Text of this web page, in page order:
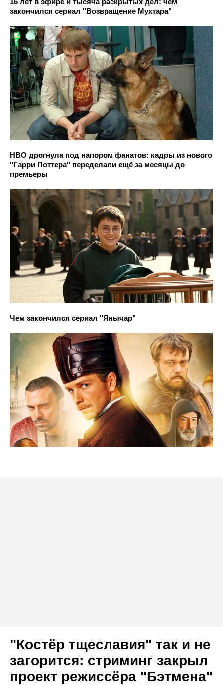
закончился сериал "Возвращение Мухтара"
HBO дрогнула под напором фанатов: кадры из нового
"Гарри Поттера" переделали ещё за месяцы до
премьеры
Чем закончился сериал "Янычар"
"Костёр тщеславия" так и не
загорится: стриминг закрыл
проект режиссёра "Бэтмена"